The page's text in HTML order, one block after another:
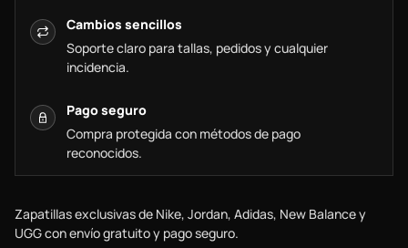
Cambios sencillos
Soporte claro para tallas, pedidos y cualquier
incidencia.
Pago seguro
Compra protegida con métodos de pago
reconocidos.
Zapatillas exclusivas de Nike, Jordan, Adidas, New Balance y
UGG con envío gratuito y pago seguro.